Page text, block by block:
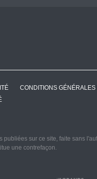
CONDITIONS
sur ce site, faite sans
une contrefaçon.